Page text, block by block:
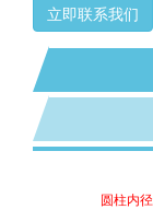
立即联系我们
圆柱内径